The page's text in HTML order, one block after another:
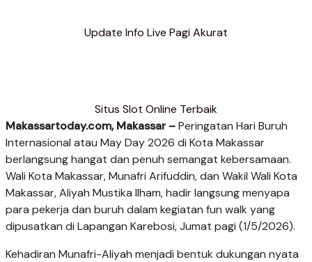
Update Info Live Pagi Akurat
Situs Slot Online Terbaik
Makassartoday.com, Makassar –Peringatan Hari Buruh
Internasional atau May Day 2026 di Kota Makassar
berlangsung hangat dan penuh semangat kebersamaan.
Wali Kota Makassar, Munafri Arifuddin, dan Wakil Wali Kota
Makassar, Aliyah Mustika Ilham, hadir langsung menyapa
para pekerja dan buruh dalam kegiatan fun walk yang
dipusatkan di Lapangan Karebosi, Jumat pagi (1/5/2026).
Kehadiran Munafri-Aliyah menjadi bentuk dukungan nyata